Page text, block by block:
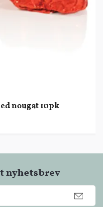
nougat 10pk
nyhetsbrev